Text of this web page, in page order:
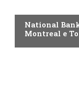
National
Montreal e